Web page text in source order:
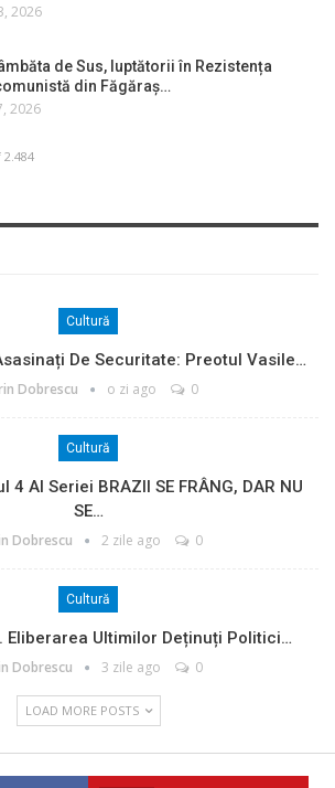
2026
de Sus, luptătorii în Rezistența
din Făgăraș…
2026
2.484
Cultură
De Securitate: Preotul Vasile…
Dobrescu o zi ago 0
Cultură
4 Al Seriei BRAZII SE FRÂNG, DAR NU
SE…
Dobrescu 2 zile ago 0
Cultură
Eliberarea Ultimilor Deținuți Politici…
Dobrescu 3 zile ago 0
LOAD MORE POSTS